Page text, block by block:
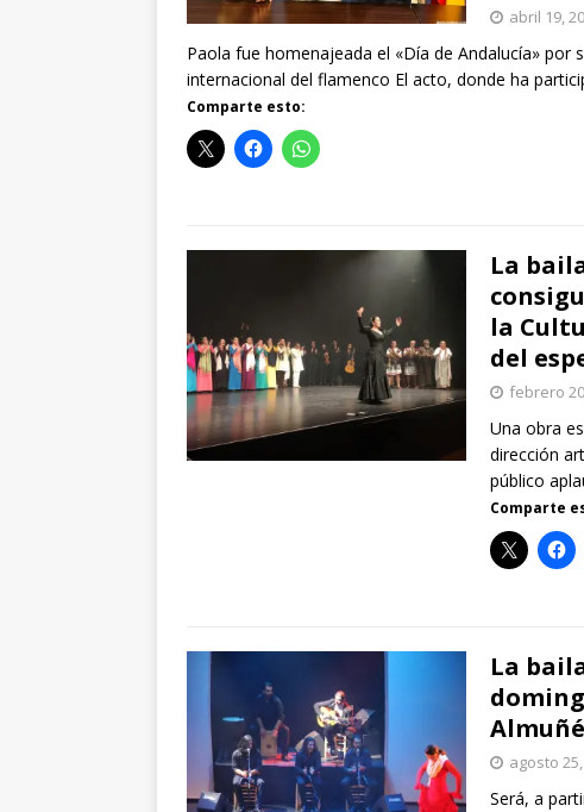
abril 19,
Paola fue homenajeada el «Día de Andalucía»
internacional del flamenco El acto, donde ha
Comparte esto:
La
la
del
febrero
Una obra
dirección
público
Comparte
La
agosto
Será, a